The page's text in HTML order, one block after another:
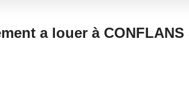
a louer à CONFLANS